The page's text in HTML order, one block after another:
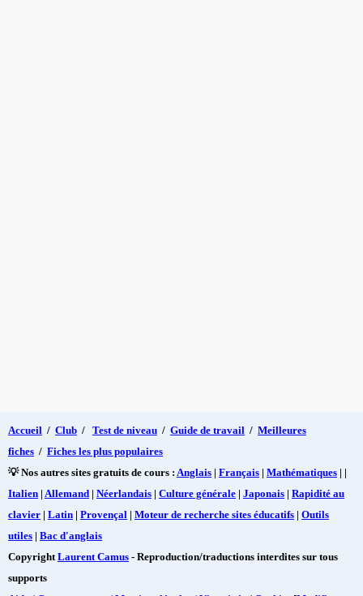
Accueil / Club / Test de niveau / Guide de travail / Meilleures
fiches / Fiches les plus populaires
💡 Nos autres sites gratuits de cours : Anglais | Français | Mathématiques | |
Italien | Allemand | Néerlandais | Culture générale | Japonais | Rapidité au
clavier | Latin | Provençal | Moteur de recherche sites éducatifs | Outils
utiles | Bac d'anglais
Copyright Laurent Camus - Reproduction/traductions interdites sur tous
supports